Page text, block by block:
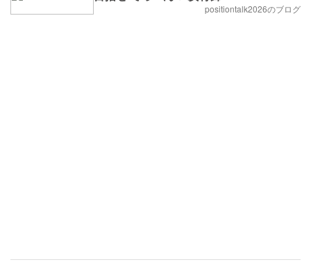
positiontalk2026のブログ